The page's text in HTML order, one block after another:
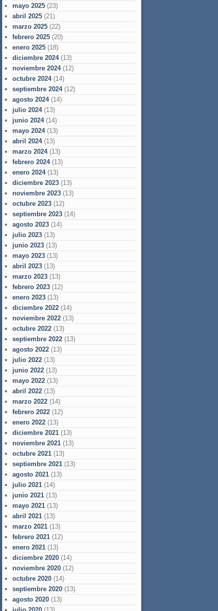
mayo 2025 (23)
abril 2025 (21)
marzo 2025 (22)
febrero 2025 (20)
enero 2025 (18)
diciembre 2024(13)
noviembre 2024(12)
octubre 2024(14)
septiembre 2024(12)
agosto 2024(14)
julio 2024(13)
junio 2024(14)
mayo 2024(13)
abril 2024(13)
marzo 2024(13)
febrero 2024(13)
enero 2024(13)
diciembre 2023 (13)
noviembre 2023 (13)
octubre 2023 (12)
septiembre 2023 (14)
agosto 2023 (14)
julio 2023 (13)
junio 2023 (13)
mayo 2023 (13)
abril 2023 (13)
marzo 2023 (13)
febrero 2023 (12)
enero 2023 (13)
diciembre 2022 (14)
noviembre 2022 (13)
octubre 2022 (13)
septiembre 2022 (13)
agosto 2022 (13)
julio 2022 (13)
junio 2022 (13)
mayo 2022 (13)
abril 2022 (13)
marzo 2022 (14)
febrero 2022 (12)
enero 2022 (13)
diciembre 2021 (13)
noviembre 2021 (13)
octubre 2021 (13)
septiembre 2021 (13)
agosto 2021 (13)
julio 2021 (14)
junio 2021 (13)
mayo 2021 (13)
abril 2021 (13)
marzo 2021 (13)
febrero 2021 (12)
enero 2021 (13)
diciembre 2020 (14)
noviembre 2020 (12)
octubre 2020 (14)
septiembre 2020 (13)
agosto 2020 (13)